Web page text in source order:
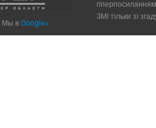
Мы вGoogle+
ЗМІ тільки зі